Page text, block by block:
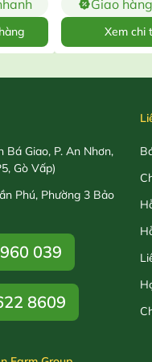
Giao
Xem chi
Bá Giao, P. An Nhơn,
Gò Vấp)
Phú, Phường 3 Bảo
039
8609